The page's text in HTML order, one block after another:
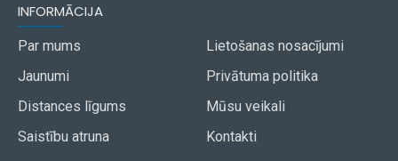
INFORMĀCIJA
Par mums
Jaunumi
Distances līgums
Saistību atruna
Lietošanas nosacījumi
Privātuma politika
Mūsu veikali
Kontakti